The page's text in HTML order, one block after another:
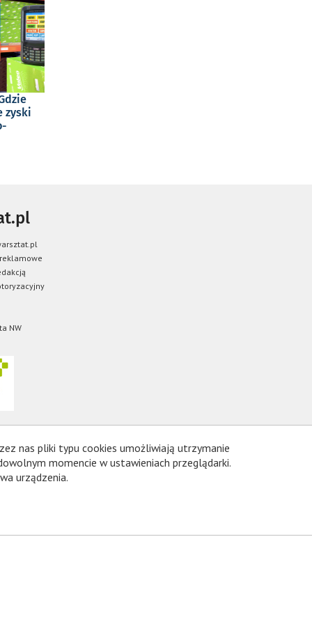
zyski
NW
nas pliki typu cookies umożliwiają utrzymanie
momencie w ustawieniach przeglądarki.
urządzenia.